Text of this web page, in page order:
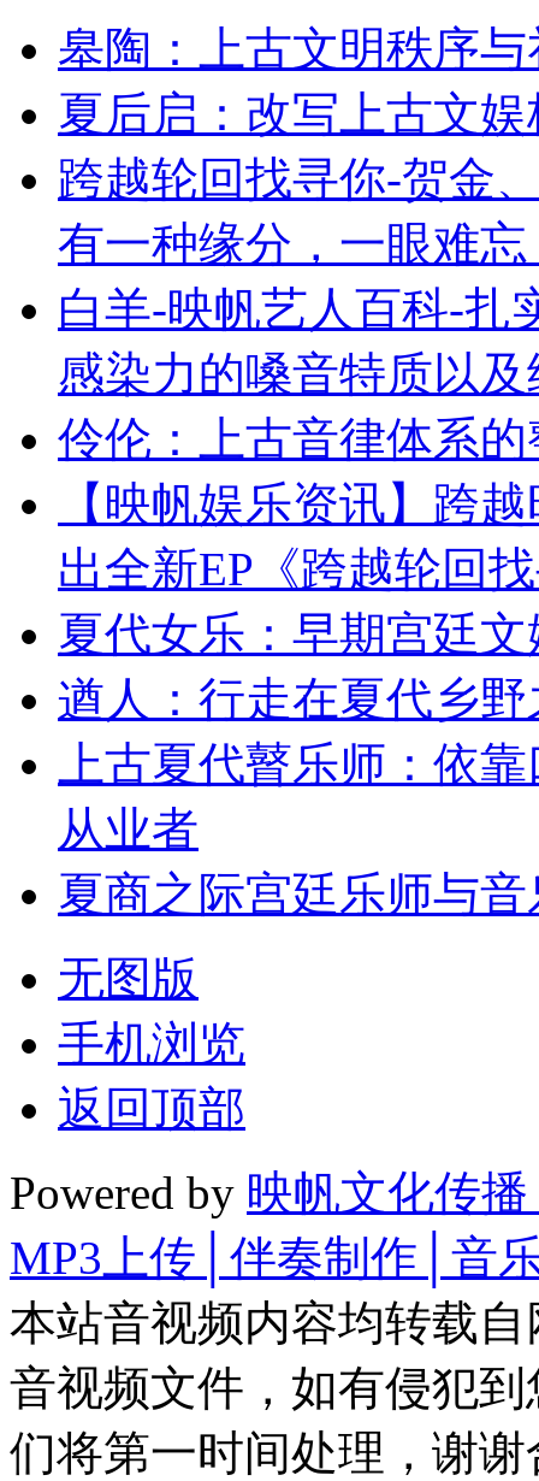
皋陶：上古文明秩序
夏后启：改写上古文
跨越轮回找寻你-贺金
有一种缘分，一眼难
白羊-映帆艺人百科-扎
感染力的嗓音特质以
伶伦：上古音律体系
【映帆娱乐资讯】跨
出全新EP《跨越轮回
夏代女乐：早期宫廷
遒人：行走在夏代乡
上古夏代瞽乐师：依
从业者
夏商之际宫廷乐师与
无图版
手机浏览
返回顶部
Powered by 映帆文化传
MP3上传│伴奏制作│音
本站音视频内容均转载
音视频文件，如有侵犯
们将第一时间处理，谢谢